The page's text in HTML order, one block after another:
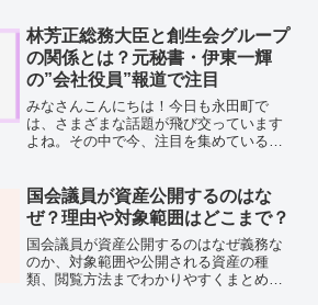
テスへ、そして国会議員へと歩んできた
そのご経歴は、多く...
林芳正総務大臣と創生会グループ
の関係とは？元秘書・伊東一輝
の”会社役員”報道で注目
みなさんこんにちは！今日も永田町で
は、さまざまな話題が飛び交っています
よね。その中で今、注目を集めているの
る問題です。報道によると、その元秘書
は伊東一輝氏とされ、肩書き...
国会議員が資産公開するのはな
ぜ？理由や対象範囲はどこまで？
国会議員が資産公開するのはなぜ義務な
のか、対象範囲や公開される資産の種
類、閲覧方法までわかりやすくまとめて